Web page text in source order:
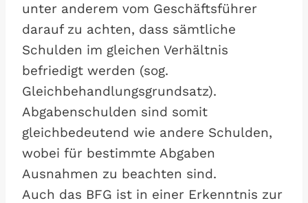
unter anderem vom Geschäftsführer
darauf zu achten, dass sämtliche
Schulden im gleichen Verhältnis
befriedigt werden (sog.
Gleichbehandlungsgrundsatz).
Abgabenschulden sind somit
gleichbedeutend wie andere Schulden,
wobei für bestimmte Abgaben
Ausnahmen zu beachten sind.
Auch das BFG ist in einer Erkenntnis zur